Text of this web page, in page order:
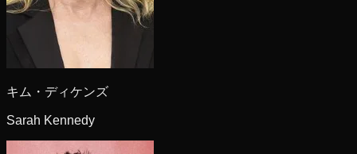
キム・ディケンズ
Sarah Kennedy